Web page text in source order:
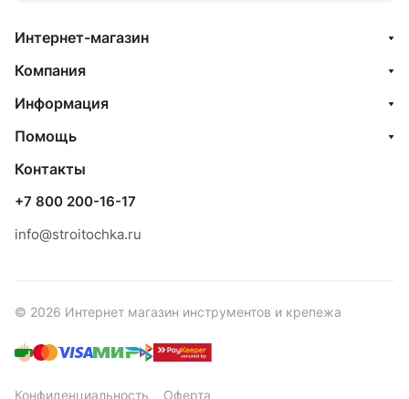
Интернет-магазин
Компания
Информация
Помощь
Контакты
+7 800 200-16-17
info@stroitochka.ru
© 2026 Интернет магазин инструментов и крепежа
Конфиденциальность Оферта